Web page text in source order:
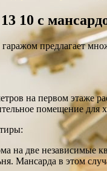
10 с
предлагает
на первом этаже
помещение для
на две независимые
Мансарда в этом